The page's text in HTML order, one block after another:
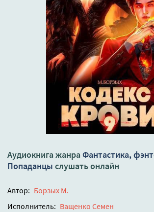
Аудиокнига жанра Фантастика,
Попаданцы слушать онлайн
Автор: Борзых М.
Исполнитель: Ващенко Семен